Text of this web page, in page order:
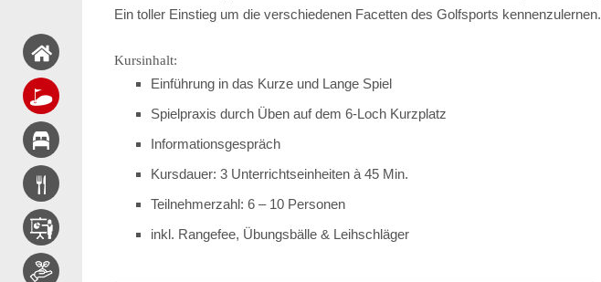
Ein toller Einstieg um die verschiedenen Facetten des Golfsports kennenzulernen.
Kursinhalt:
Einführung in das Kurze und Lange Spiel
Spielpraxis durch Üben auf dem 6-Loch Kurzplatz
Informationsgespräch
Kursdauer: 3 Unterrichtseinheiten à 45 Min.
Teilnehmerzahl: 6 – 10 Personen
inkl. Rangefee, Übungsbälle & Leihschläger